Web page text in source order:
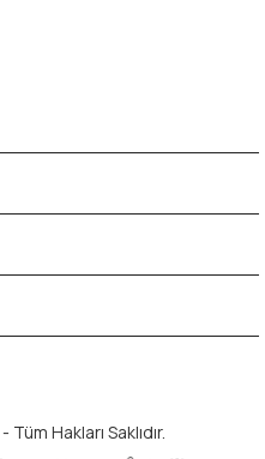
- Tüm Hakları Saklıdır.